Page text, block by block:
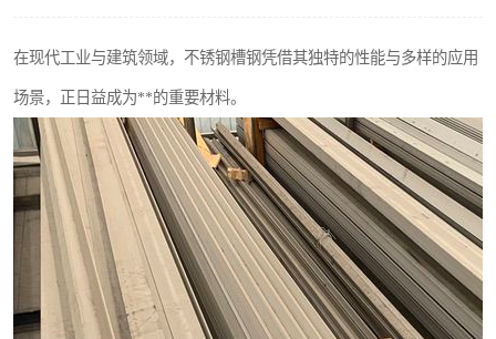
在现代工业与建筑领域，不锈钢槽钢凭借其独特的性能与多样的应用
场景，正日益成为**的重要材料。